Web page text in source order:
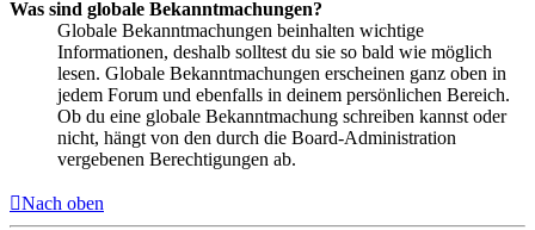
Was sind globale Bekanntmachungen?
Globale Bekanntmachungen beinhalten wichtige
Informationen, deshalb solltest du sie so bald wie möglich
lesen. Globale Bekanntmachungen erscheinen ganz oben in
jedem Forum und ebenfalls in deinem persönlichen Bereich.
Ob du eine globale Bekanntmachung schreiben kannst oder
nicht, hängt von den durch die Board-Administration
vergebenen Berechtigungen ab.
Nach oben